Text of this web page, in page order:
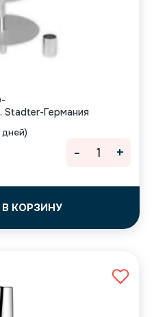
дней)
Stadter-Германия
КОРЗИНУ
- +